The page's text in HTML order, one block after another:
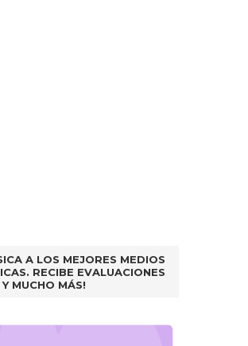
A LOS MEJORES MEDIOS
RECIBE EVALUACIONES
Y MUCHO MÁS!